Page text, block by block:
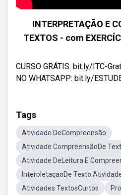
INTERPRETAÇÃO E
TEXTOS - com
CURSO GRÁTIS: bit.ly/ITC-
NO WHATSAPP: bit.ly/
Tags
Atividade DeCompreensão
Atividade CompreensãoDe
Atividade DeLeitura E
InterpletaçaoDe Texto
Atividades TextosCurtos